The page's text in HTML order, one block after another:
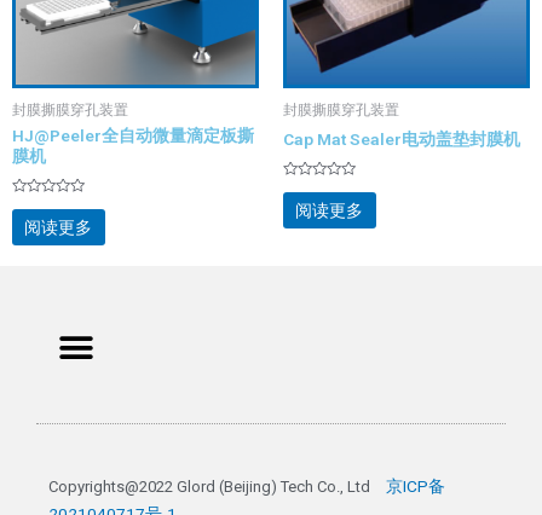
封膜撕膜穿孔装置
HJ@Peeler全自动微量滴定板撕
膜机
评
分
&sol;
阅读更多
封膜撕膜穿孔装置
Cap Mat Sealer电动盖垫封膜机
评
分
&sol;
阅读更多
Menu
Copyrights@2022 Glord (Beijing) Tech Co., Ltd 京ICP备